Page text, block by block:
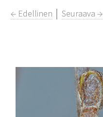
← Edellinen │Seuraava →